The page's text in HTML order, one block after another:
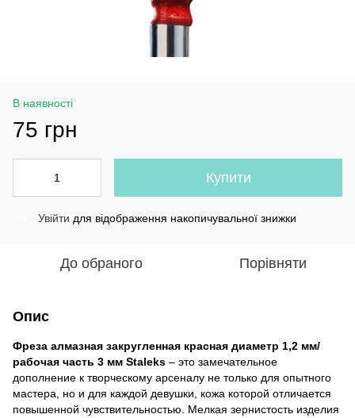
В наявності
75 грн
Купити
Увійти для відображення накопичувальної знижки
До обраного Порівняти
Опис
Фреза алмазная закругленная красная диаметр 1,2 мм/
рабочая часть 3 мм Staleks – это замечательное
дополнение к творческому арсеналу не только для опытного
мастера, но и для каждой девушки, кожа которой отличается
повышенной чувствительностью. Мелкая зернистость изделия